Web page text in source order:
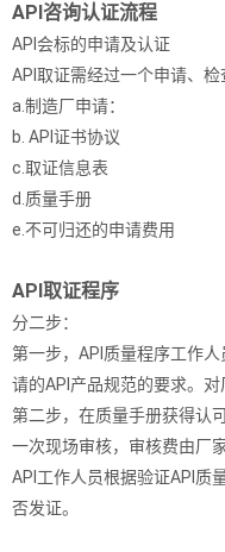
API咨询认证流程
API会标的申请及认证
API取证需经过一个申请、检
a.制造厂申请：
b. API证书协议
c.取证信息表
d.质量手册
e.不可归还的申请费用
API取证程序
分二步：
第一步，API质量程序工作
请的API产品规范的要求。对
第二步，在质量手册获得认
一次现场审核，审核费由厂家
API工作人员根据验证API质
否发证。